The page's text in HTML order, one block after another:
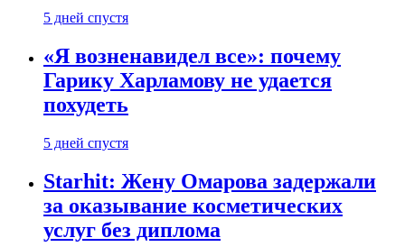
5 дней спустя
«Я возненавидел все»: почему
Гарику Харламову не удается
похудеть
5 дней спустя
Starhit: Жену Омарова задержали
за оказывание косметических
услуг без диплома